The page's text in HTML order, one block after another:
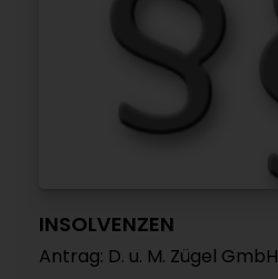
INSOLVENZEN
Antrag: D. u. M. Zügel GmbH